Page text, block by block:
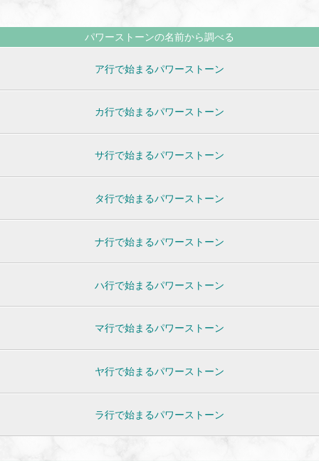
パワーストーンの名前から調べる
ア行で始まるパワーストーン
カ行で始まるパワーストーン
サ行で始まるパワーストーン
タ行で始まるパワーストーン
ナ行で始まるパワーストーン
ハ行で始まるパワーストーン
マ行で始まるパワーストーン
ヤ行で始まるパワーストーン
ラ行で始まるパワーストーン